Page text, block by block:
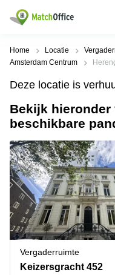
Huren / Verhuren
Productpagina's
Kantoorruimten
Business
Flexplekken
Coworking
Spaces
Vergaderruimten
Virtueel
Kantoor
Bedrijfsruimte
Populaire
Steden
Alkmaar
Oost
Amsterdam
Westpoort
Bergen
op
Zoom
Amersfoort
Breda
Populaire
zoekopdrachten
Kantoorruimte
in Breda
Kantoor
huren
Bergen
op
Zoom
Kantoor
huren
Tiel
Kantoor
huren
Help
Over ons
Voeg je kantoorruimte
Huurprijs
Log in
Home Locatie
Amsterdam Centrum
Deze locatie is
Bekijk hieronder
beschikbare
Vergaderruimte
Keizersgracht 452